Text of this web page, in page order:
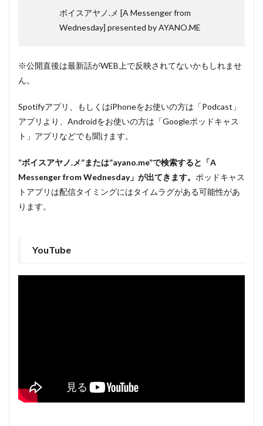
ボイスアヤノ.メ [A Messenger from
Wednesday] presented by AYANO.ME
※公開直後は最新話がWEB上で反映されてないかもしれませ
ん。
Spotifyアプリ、もしくはiPhoneをお使いの方は「Podcast」
アプリより、Androidをお使いの方は「Googleポッドキャス
ト」アプリなどでも聞けます。
”ボイスアヤノ.メ”または”ayano.me”で検索すると「A
Messenger from Wednesday」が出てきます。 ポッドキャス
トアプリは配信タイミングにはタイムラグがある可能性があ
ります。
YouTube